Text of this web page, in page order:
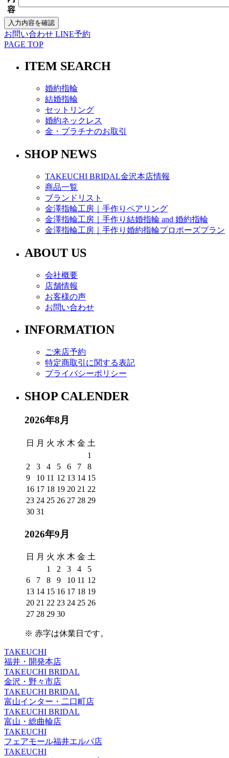
容
お問い合わせ LINE予約
PAGE TOP
ITEM SEARCH
婚約指輪
結婚指輪
セットリング
婚約ネックレス
金・プラチナのお取引
SHOP NEWS
TAKEUCHI BRIDAL金沢本店情報
商品一覧
ブランドリスト
金澤指輪工房｜手作りペアリング
金澤指輪工房｜手作り結婚指輪 and 婚約指輪
金澤指輪工房｜手作り婚約指輪プロポーズプラン
ABOUT US
会社概要
店舗情報
お客様の声
お問い合わせ
INFORMATION
ご来店予約
特定商取引に関する表記
プライバシーポリシー
SHOP CALENDER
2026年8月
日 月 火 水 木 金 土
1
2
3 4 5 6 7
8
9
10 11 12 13 14 15
16 17 18 19 20 21 22
23 24 25 26 27 28 29
30 31
2026年9月
日 月 火 水 木 金 土
1
2 3 4
5
6
7 8 9 10 11 12
13 14 15 16 17 18 19
20 21 22 23 24 25 26
27 28 29 30
※ 赤字は休業日 です。
TAKEUCHI
福井・開発本店
TAKEUCHI BRIDAL
金沢・野々市店
TAKEUCHI BRIDAL
富山インター・二口町店
TAKEUCHI BRIDAL
富山・総曲輪店
TAKEUCHI
フェアモール福井エルパ店
TAKEUCHI